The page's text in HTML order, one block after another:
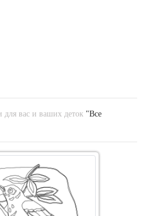
для вас и ваших деток "Все